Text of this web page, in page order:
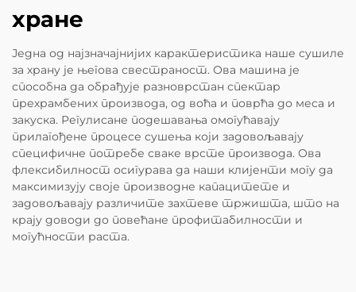
хране
Једна од најзначајнијих карактеристика наше сушиле
за храну је његова свестраност. Ова машина је
способна да обрађује разноврстан спектар
прехрамбених производа, од воћа и поврћа до меса и
закуска. Регулисане подешавања омогућавају
прилагођене процесе сушења који задовољавају
специфичне потребе сваке врсте производа. Ова
флексибилност осигурава да наши клијенти могу да
максимизују своје производне капацитете и
задовољавају различите захтеве тржишта, што на
крају доводи до повећане профитабилности и
могућности раста.